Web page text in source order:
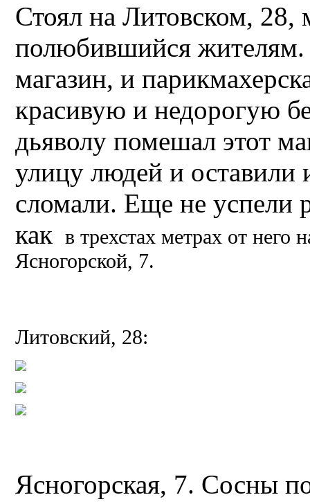
Стоял на Литовском, 28,
полюбившийся жителям.
магазин, и
красивую и недорогую
дьяволу помешал этот
улицу людей и оставили
сломали. Еще не успели
как в трехстах метрах от него
Ясногорской, 7.
Литовский, 28:
Ясногорская, 7. Сосны